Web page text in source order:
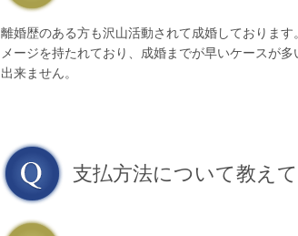
離婚歴のある方も沢山活動されて成婚しておりま
メージを持たれており、成婚までが早いケースが
出来ません。
支払方法について教えて